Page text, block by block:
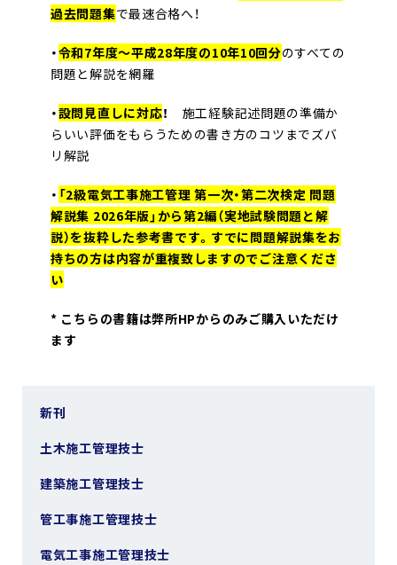
過去問題集で最速合格へ！
・令和7年度〜平成28年度の10年10回分のすべての
問題と解説を網羅
・設問見直しに対応！ 施工経験記述問題の準備か
らいい評価をもらうための書き方のコツまでズバ
リ解説
・ 「2級電気工事施工管理 第一次・第二次検定 問題
解説集 2026年版」から第2編（実地試験問題と解
説）を抜粋した参考書です。すでに問題解説集をお
持ちの方は内容が重複致しますのでご注意くださ
い
* こちらの書籍は弊所HPからのみご購入いただけ
ます
新刊
土木施工管理技士
建築施工管理技士
管工事施工管理技士
電気工事施工管理技士